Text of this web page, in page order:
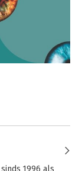
1996 als